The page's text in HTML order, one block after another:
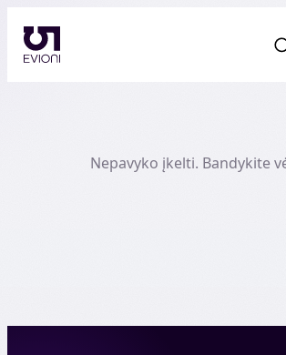
Nepavyko įkelti. Bandykite